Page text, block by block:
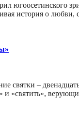
югоосетинского
история о
святки –
и «святить»,